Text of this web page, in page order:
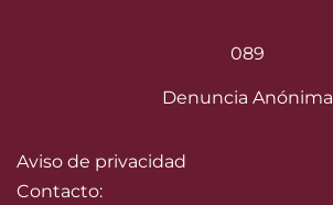
089
Denuncia Anónima
Aviso de privacidad
Contacto: